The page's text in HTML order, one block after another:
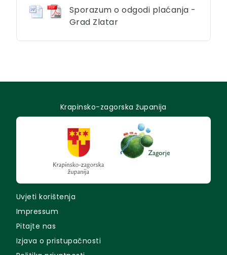
Sporazum o odgodi plaćanja -
Grad Zlatar
Krapinsko-zagorska županija
Uvjeti korištenja
Impressum
Pitajte nas
Izjava o pristupačnosti